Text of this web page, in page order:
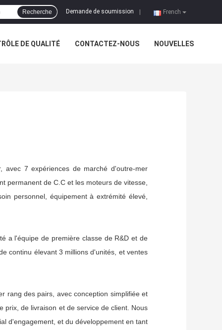
French
Demande de soumission
Recherche
DE QUALITÉ CONTACTEZ-NOUS NOUVELLES
avec 7 expériences de marché d'outre-mer
permanent de C.C et les moteurs de vitesse,
personnel, équipement à extrémité élevé,
a l'équipe de première classe de R&D et de
continu élevant 3 millions d'unités, et ventes
rang des pairs, avec conception simplifiée et
prix, de livraison et de service de client. Nous
d'engagement, et du développement en tant